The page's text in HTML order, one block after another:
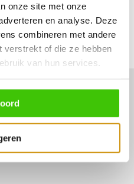
onze site met onze
en analyse. Deze
combineren met andere
verstrekt of die ze hebben
van hun services.